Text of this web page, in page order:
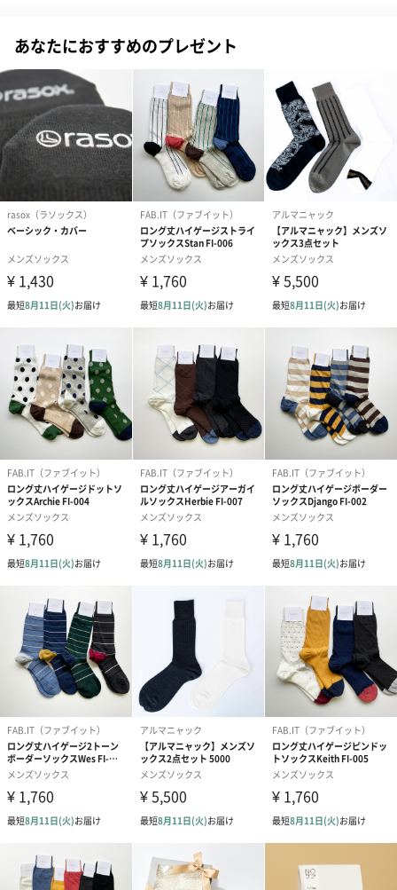
た傘をファッションアイテムとして持ち歩くのだそう。そんなコ
トに思いを巡らせたなら、憂鬱な雨降りでも気分が盛り上がる。
このソックスのバックスタイルにデザインされた幾何学的な傘
は、まるでポップアートのよう。ミニマルコーデのアクセントと
して、スニーカーはもちろん革靴にも好相性。爽やかなカラーリ
ングなので、英国ライクなスーツスタイルに効かせてもハマる。
コーディネートのアクセントになること間違いなし！
雰囲気の異なる2色展開
イエロー
ブルー
100%日本製の高品質
広陵町にある靴下ひと筋95年の協力工場で、心を込めてつくられ
た製品。
快適性を保つため、インド綿の風合いを活かして編み上げまし
た。カジュアルシューズにはもちろん、ドレスシューズにも適し
た程良い厚みで、最上級の柔らかさでありながら、強くて丈夫で
め、つま先から踵、足首までバランスの良い伸縮性と心地良いフ
ィット感が得られます。丈が長めなので、高めの位置でおさま
り、足を組んだ時にもスタイルを崩しません。
ギフトにもピッタリ♡
誕生日プレゼントや、卒業・入学のお祝い、父の日など感謝の気
持ちを込めて。 今のシーズンでしたらバレンタインデーのプレゼ
ントにも最適です。 1年中履く靴下ならシーンを選ばず贈り物に
最適です。
あなたにおすすめのプレゼント